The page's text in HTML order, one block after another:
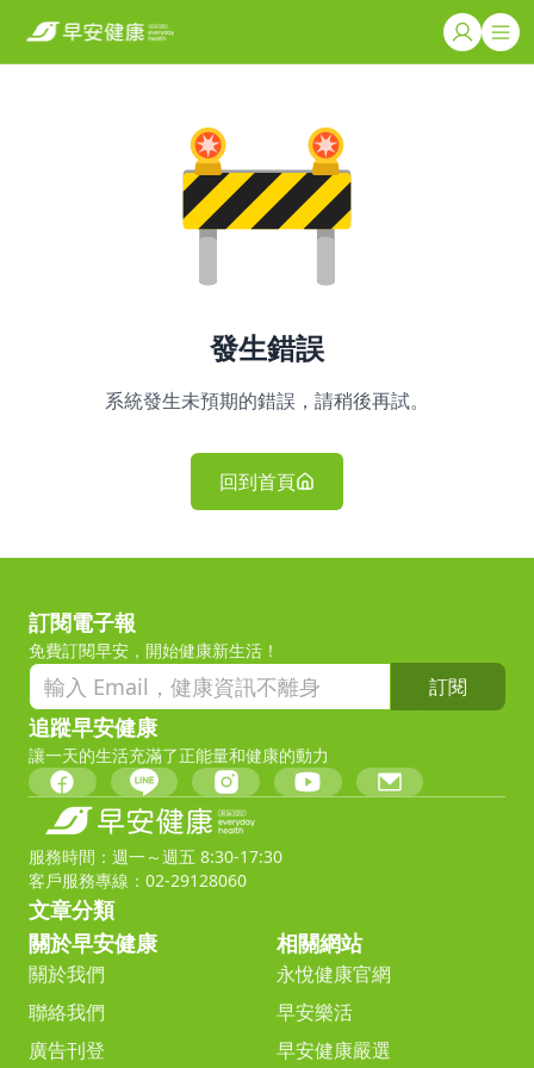
發生錯誤
系統發生未預期的錯誤，請稍後再試。
回到首頁
訂閱電子報
免費訂閱早安，開始健康新生活！
訂閱
追蹤早安健康
讓一天的生活充滿了正能量和健康的動力
服務時間：週一～週五 8:30-17:30
客戶服務專線：02-29128060
文章分類
關於早安健康
關於我們
聯絡我們
廣告刊登
相關網站
永悅健康官網
早安樂活
早安健康嚴選